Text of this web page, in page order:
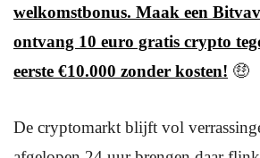
welkomstbonus. Maak een
ontvang 10 euro gratis crypto
eerste €10.000 zonder kosten! 🤑
De cryptomarkt blijft vol